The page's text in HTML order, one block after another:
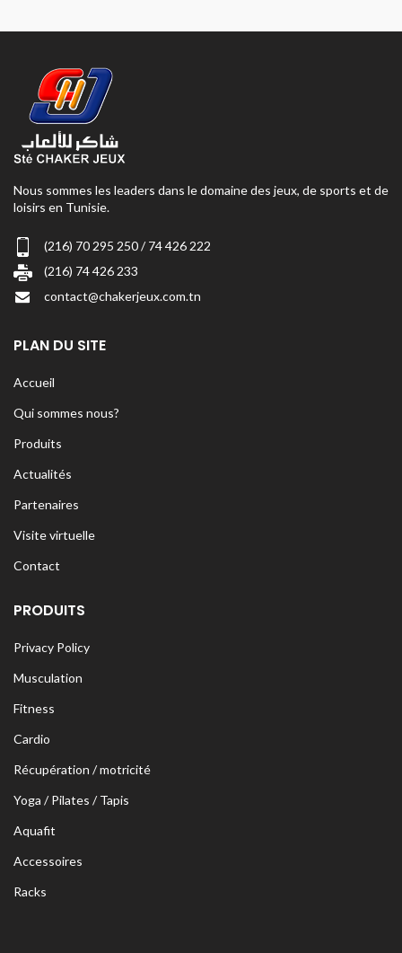
Nous sommes les leaders dans le domaine des jeux, de sports et de
loisirs en Tunisie.
(216) 70 295 250 / 74 426 222
(216) 74 426 233
contact@chakerjeux.com.tn
PLAN DU SITE
Accueil
Qui sommes nous?
Produits
Actualités
Partenaires
Visite virtuelle
Contact
PRODUITS
Privacy Policy
Musculation
Fitness
Cardio
Récupération / motricité
Yoga / Pilates / Tapis
Aquafit
Accessoires
Racks